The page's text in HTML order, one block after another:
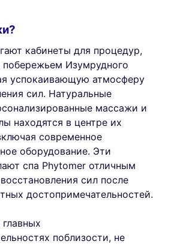
кабинеты для процедур,
побережьем Изумрудного
успокаивающую атмосферу
сил. Натуральные
массажи и
находятся в центре их
современное
оборудование. Эти
спа Phytomer отличным
сил после
достопримечательностей.
поблизости, не